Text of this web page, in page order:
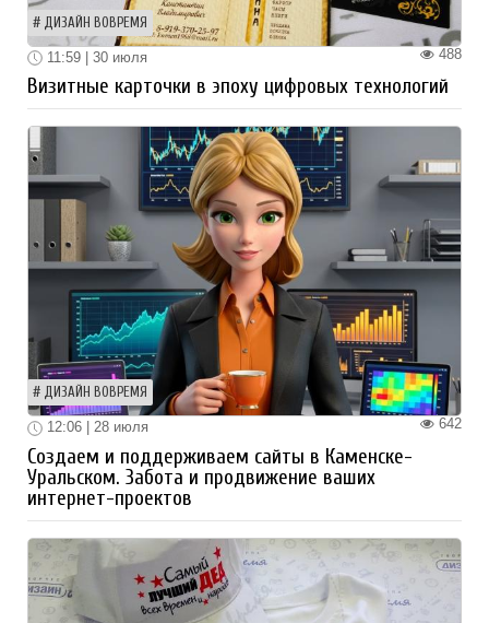
ДИЗАЙН ВОВРЕМЯ
488
11:59 | 30 июля
Визитные карточки в эпоху цифровых технологий
ДИЗАЙН ВОВРЕМЯ
642
12:06 | 28 июля
Создаем и поддерживаем сайты в Каменске-
Уральском. Забота и продвижение ваших
интернет-проектов